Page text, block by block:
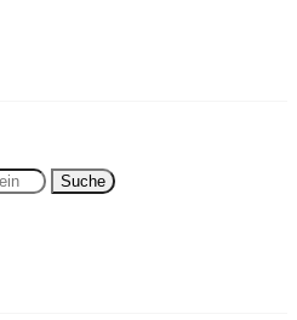
Suche